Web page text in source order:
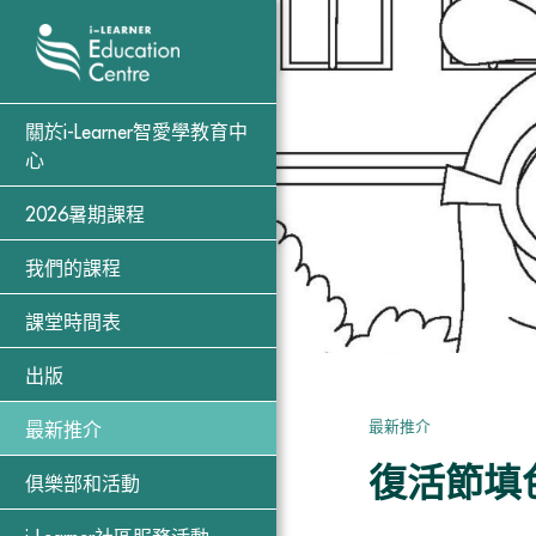
關於i-Learner智愛學教育中
心
2026暑期課程
我們的課程
課堂時間表
出版
最新推介
俱樂部和活動
最新推介
復活節填